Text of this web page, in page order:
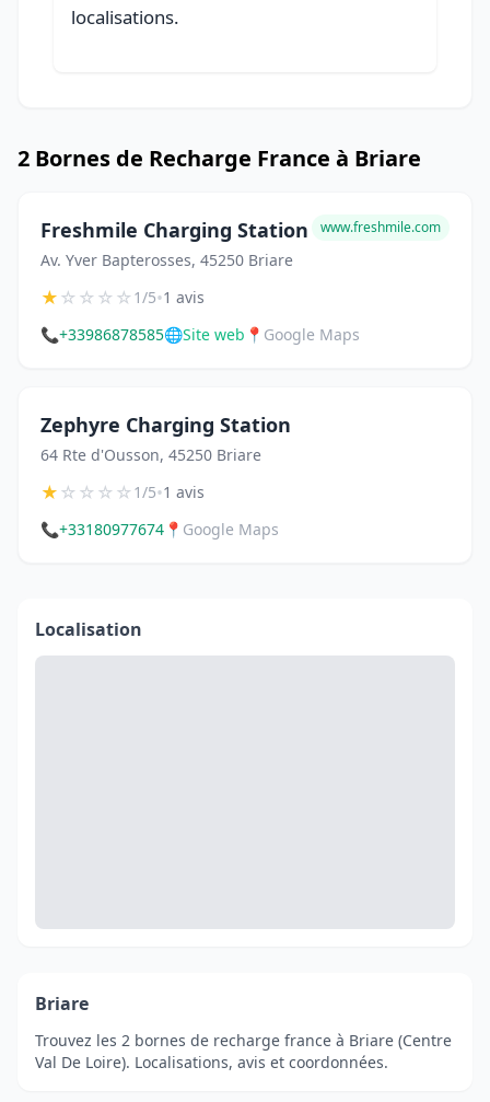
localisations.
2 Bornes de Recharge France à Briare
Freshmile Charging Station
Av. Yver Bapterosses, 45250 Briare
www.freshmile.com
★☆☆☆☆1/5•1 avis
📞+33986878585🌐Site web 📍 Google Maps
Zephyre Charging Station
64 Rte d'Ousson, 45250 Briare
★☆☆☆☆1/5•1 avis
📞+33180977674 📍 Google Maps
Localisation
Briare
Trouvez les 2 bornes de recharge france à Briare (Centre
Val De Loire). Localisations, avis et coordonnées.